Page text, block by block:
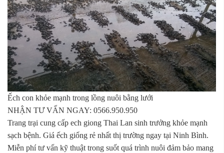
Ếch con khỏe mạnh trong lồng nuôi bằng lưới
NHẬN TƯ VẤN NGAY: 0566.950.950
Trang trại cung cấp ech giong Thai Lan sinh trưởng khỏe mạnh
sạch bệnh. Giá ếch giống rẻ nhất thị trường ngay tại Ninh Bình.
Miễn phí tư vấn kỹ thuật trong suốt quá trình nuôi đảm bảo mang